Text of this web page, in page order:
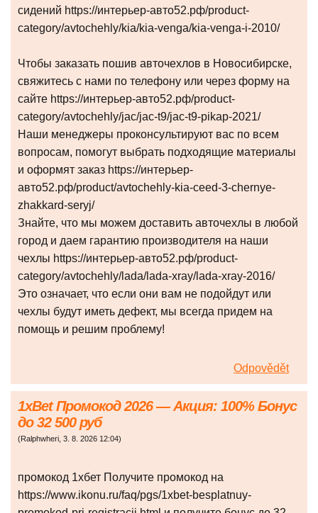
сидений https://интерьер-авто52.рф/product-
category/avtochehly/kia/kia-venga/kia-venga-i-2010/
Чтобы заказать пошив авточехлов в Новосибирске,
свяжитесь с нами по телефону или через форму на
сайте https://интерьер-авто52.рф/product-
category/avtochehly/jac/jac-t9/jac-t9-pikap-2021/
Наши менеджеры проконсультируют вас по всем
вопросам, помогут выбрать подходящие материалы
и оформят заказ https://интерьер-
авто52.рф/product/avtochehly-kia-ceed-3-chernye-
zhakkard-seryj/
Знайте, что мы можем доставить авточехлы в любой
город и даем гарантию производителя на наши
чехлы https://интерьер-авто52.рф/product-
category/avtochehly/lada/lada-xray/lada-xray-2016/
Это означает, что если они вам не подойдут или
чехлы будут иметь дефект, мы всегда придем на
помощь и решим проблему!
Odpovědět
1xBet Промокод 2026 — Акция: 100% Бонус
до 32 500 руб
(Ralphwheri, 3. 8. 2026 12:04)
промокод 1хбет Получите промокод на
https://www.ikonu.ru/faq/pgs/1xbet-besplatnuy-